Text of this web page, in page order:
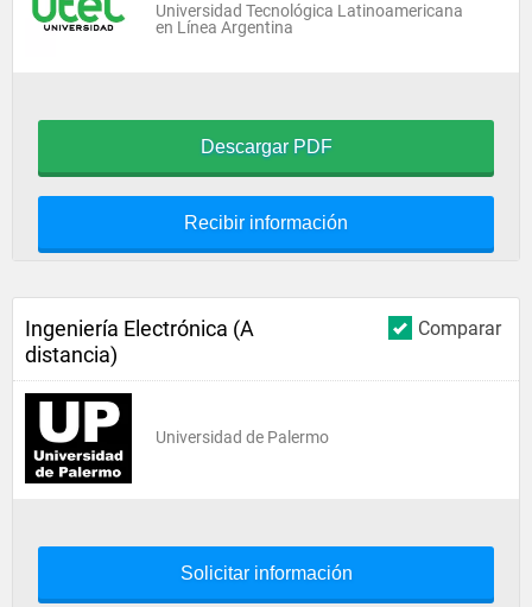
Universidad Tecnológica Latinoamericana
en Línea Argentina
Descargar PDF
Recibir información
Comparar
Ingeniería Electrónica (A
distancia)
Universidad de Palermo
Solicitar información